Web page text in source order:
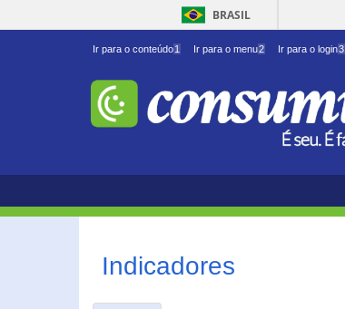
BRASIL
Ir para o conteúdo1 Ir para o menu2 Ir para o login3
Indicadores